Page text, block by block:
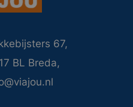
67,
BL Breda,